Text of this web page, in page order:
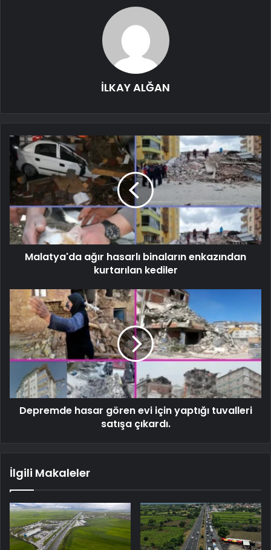
İLKAY ALĞAN
Malatya'da ağır hasarlı binaların enkazından
kurtarılan kediler
Depremde hasar gören evi için yaptığı tuvalleri
satışa çıkardı.
İlgili Makaleler